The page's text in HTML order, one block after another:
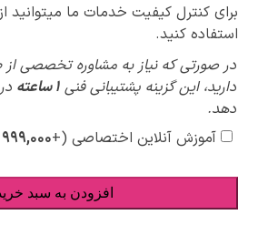
برای کنترل کیفیت خدمات ما میتوانید
استفاده کنید.
پیشنهادات
ویژه
در صورتی که نیاز به مشاوره تخصصی از
دارید، این گزینه پشتیبانی فنی1 ساعته
دهد.
آموزش آنلاین اختصاصی (+۹۹۹,۰۰۰
افزودن به سبد